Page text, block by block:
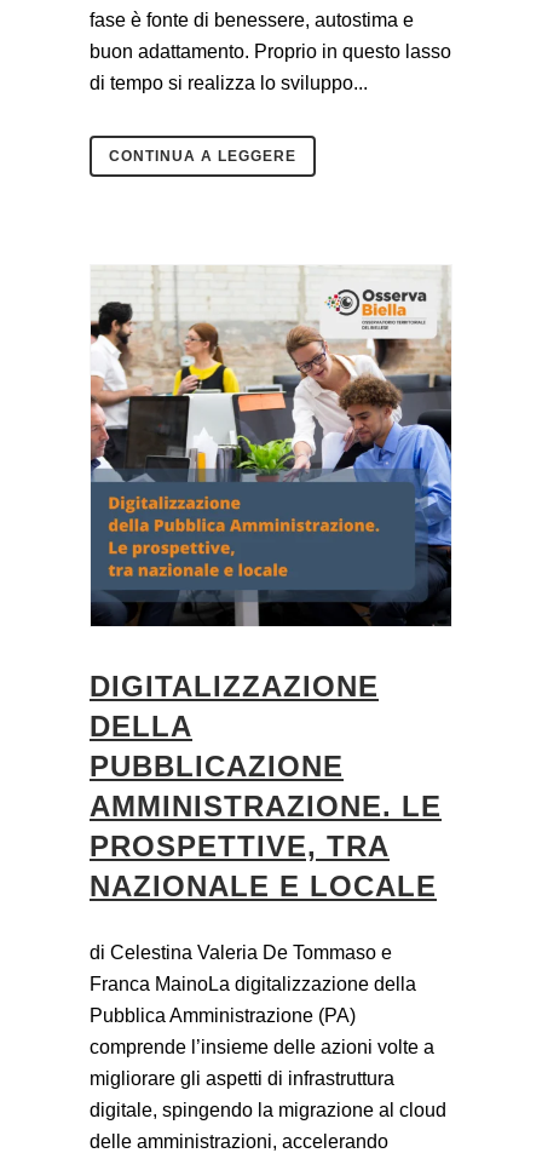
fase è fonte di benessere, autostima e
buon adattamento. Proprio in questo lasso
di tempo si realizza lo sviluppo...
CONTINUA A LEGGERE
DIGITALIZZAZIONE
DELLA
PUBBLICAZIONE
AMMINISTRAZIONE. LE
PROSPETTIVE, TRA
NAZIONALE E LOCALE
di Celestina Valeria De Tommaso e
Franca MainoLa digitalizzazione della
Pubblica Amministrazione (PA)
comprende l’insieme delle azioni volte a
migliorare gli aspetti di infrastruttura
digitale, spingendo la migrazione al cloud
delle amministrazioni, accelerando